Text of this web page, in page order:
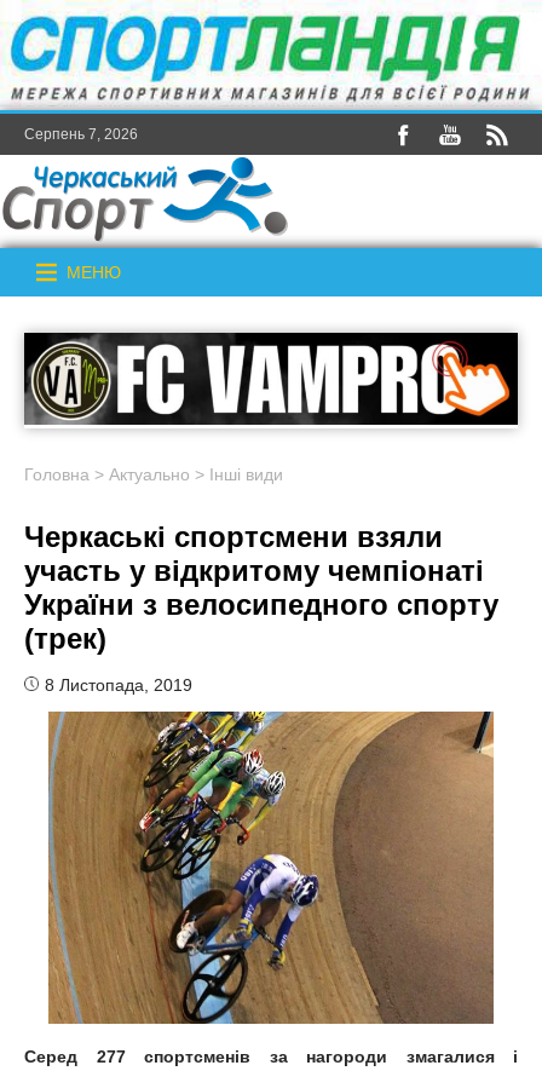
Серпень 7, 2026
МЕНЮ
Головна > Актуально > Інші види
Черкаські спортсмени взяли
участь у відкритому чемпіонаті
України з велосипедного спорту
(трек)
8 Листопада, 2019
Серед 277 спортсменів за нагороди змагалися і